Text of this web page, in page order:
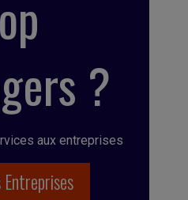
?
aux entreprises